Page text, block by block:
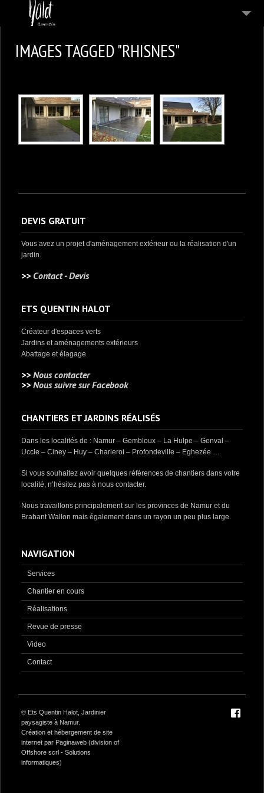
CHANTIER EN COURS
REVUE DE PRESSE
VIDEO
CONTACT
IMAGES TAGGED "RHISNES"
DEVIS GRATUIT
Vous avez un projet d'aménagement extérieur ou la réalisation d'un
jardin.
>> Contact - Devis
ETS QUENTIN HALOT
Créateur d'espaces verts
Jardins et aménagements extérieurs
Abattage et élagage
>> Nous contacter
>> Nous suivre sur Facebook
CHANTIERS ET JARDINS RÉALISÉS
Dans les localités de : Namur – Gembloux – La Hulpe – Genval –
Uccle – Ciney – Huy – Charleroi – Profondeville – Eghezée …
Si vous souhaitez avoir quelques références de chantiers dans votre
localité, n’hésitez pas à nous contacter.
Nous travaillons principalement sur les provinces de Namur et du
Brabant Wallon mais également dans un rayon un peu plus large.
NAVIGATION
Services
Chantier en cours
Réalisations
Revue de presse
Video
Contact
© Ets Quentin Halot, Jardinier
paysagiste à Namur.
Création et hébergement de site
internet par Paginaweb (division of
Offshore scrl - Solutions
informatiques)